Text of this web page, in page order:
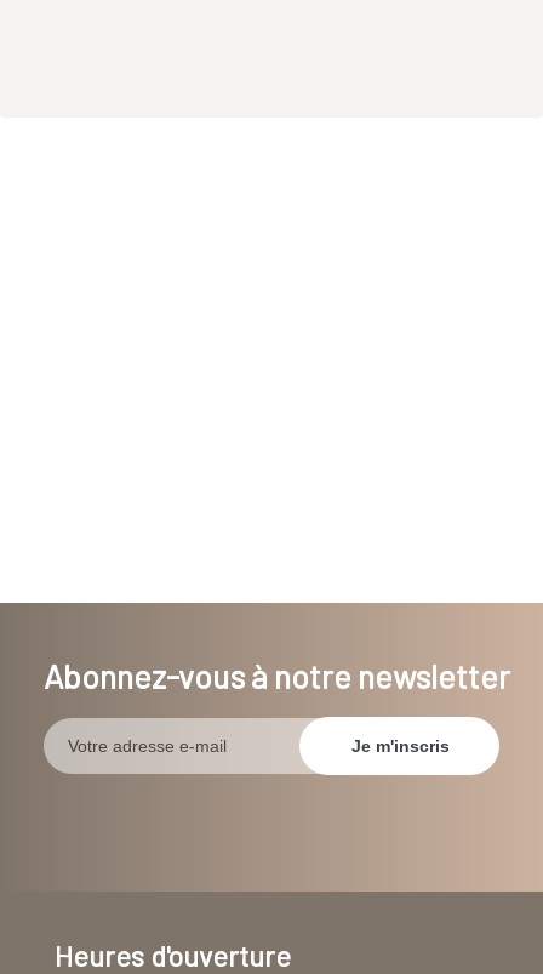
Abonnez-vous à notre newsletter
Heures d'ouverture